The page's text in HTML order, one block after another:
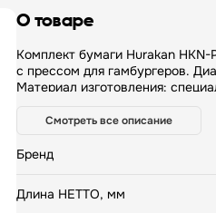
О товаре
Комплект бумаги Hurakan
с прессом для гамбургеров.
Материал изготовления:
Смотреть все описание
Бренд
Длина НЕТТО, мм